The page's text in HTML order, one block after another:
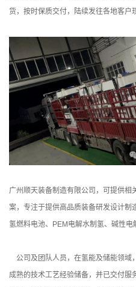
货，按时保质交付，陆续发往各地客户
广州顺天装备制造有限公司，可提供
案，专注于提供高品质装备研发设计制
氢燃料电池、PEM电解水制氢、碱性电
公司及团队人员，在氢能及储能领域
成熟的技术工艺经验储备，并已交付